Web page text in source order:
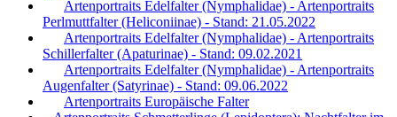
Artenportraits Edelfalter (Nymphalidae) - Artenportraits
Perlmuttfalter (Heliconiinae) - Stand: 21.05.2022
Artenportraits Edelfalter (Nymphalidae) - Artenportraits
Schillerfalter (Apaturinae) - Stand: 09.02.2021
Artenportraits Edelfalter (Nymphalidae) - Artenportraits
Augenfalter (Satyrinae) - Stand: 09.06.2022
Artenportraits Europäische Falter